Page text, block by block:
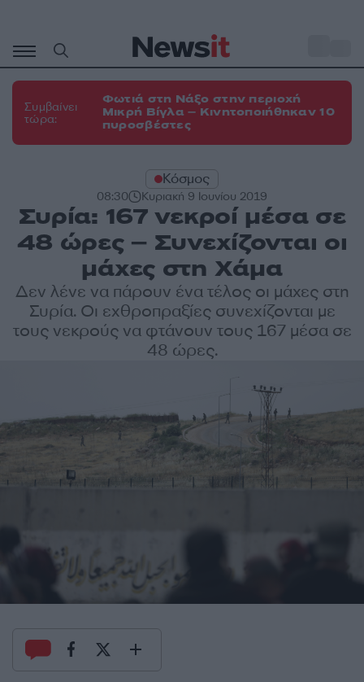
περιεχόμενο
Συμβαίνει
τώρα:
Φωτιά στη Νάξο στην περιοχή
Μικρή Βίγλα – Κινητοποιήθηκαν 10
πυροσβέστες
Κόσμος
08:30 Κυριακή 9 Ιουνίου 2019
Συρία: 167 νεκροί μέσα σε
48 ώρες – Συνεχίζονται οι
μάχες στη Χάμα
Δεν λένε να πάρουν ένα τέλος οι μάχες στη
Συρία. Οι εχθροπραξίες συνεχίζονται με
τους νεκρούς να φτάνουν τους 167 μέσα σε
48 ώρες.